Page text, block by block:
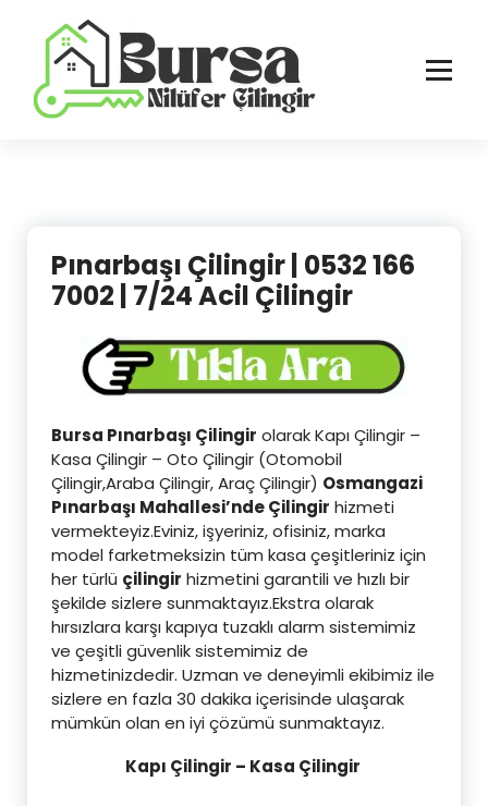
Pınarbaşı Çilingir | 0532 166
7002 | 7/24 Acil Çilingir
Bursa Pınarbaşı Çilingir olarak Kapı Çilingir –
Kasa Çilingir – Oto Çilingir (Otomobil
Çilingir,Araba Çilingir, Araç Çilingir) Osmangazi
Pınarbaşı Mahallesi’nde Çilingir hizmeti
vermekteyiz.Eviniz, işyeriniz, ofisiniz, marka
model farketmeksizin tüm kasa çeşitleriniz için
her türlü çilingir hizmetini garantili ve hızlı bir
şekilde sizlere sunmaktayız.Ekstra olarak
hırsızlara karşı kapıya tuzaklı alarm sistemimiz
ve çeşitli güvenlik sistemimiz de
hizmetinizdedir. Uzman ve deneyimli ekibimiz ile
sizlere en fazla 30 dakika içerisinde ulaşarak
mümkün olan en iyi çözümü sunmaktayız.
Kapı Çilingir – Kasa Çilingir